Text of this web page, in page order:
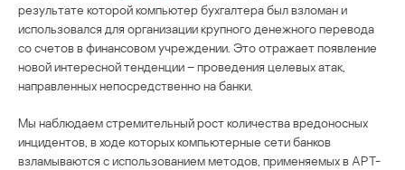
результате которой компьютер бухгалтера был взломан и
использовался для организации крупного денежного перевода
со счетов в финансовом учреждении. Это отражает появление
новой интересной тенденции – проведения целевых атак,
направленных непосредственно на банки.
Мы наблюдаем стремительный рост количества вредоносных
инцидентов, в ходе которых компьютерные сети банков
взламываются с использованием методов, применяемых в АРТ-